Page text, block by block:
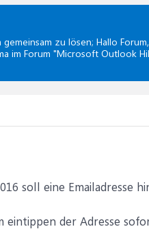
gemeinsam zu lösen; Hallo
im Forum "Microsoft Outlook
soll eine Emailadresse
eintippen der Adresse